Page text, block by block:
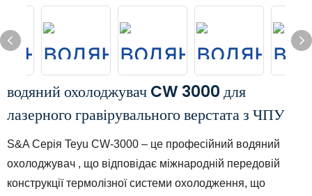
водяний охолоджувач CW 3000 для
лазерного гравірувального верстата з ЧПУ
S&A Серія Teyu CW-3000 – це професійний водяний
охолоджувач , що відповідає міжнародній передовій
конструкції термолізної системи охолодження, що